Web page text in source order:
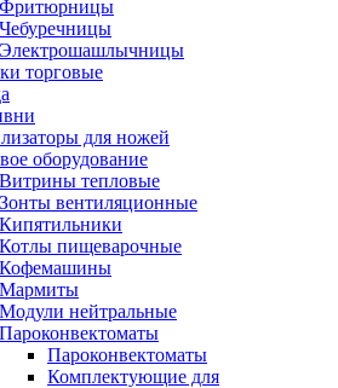
Фритюрницы
Чебуречницы
Электрошашлычницы
торговые
для ножей
оборудование
Витрины тепловые
Зонты вентиляционные
Кипятильники
Котлы пищеварочные
Кофемашины
Мармиты
Модули нейтральные
Пароконвектоматы
Пароконвектоматы
Комплектующие для